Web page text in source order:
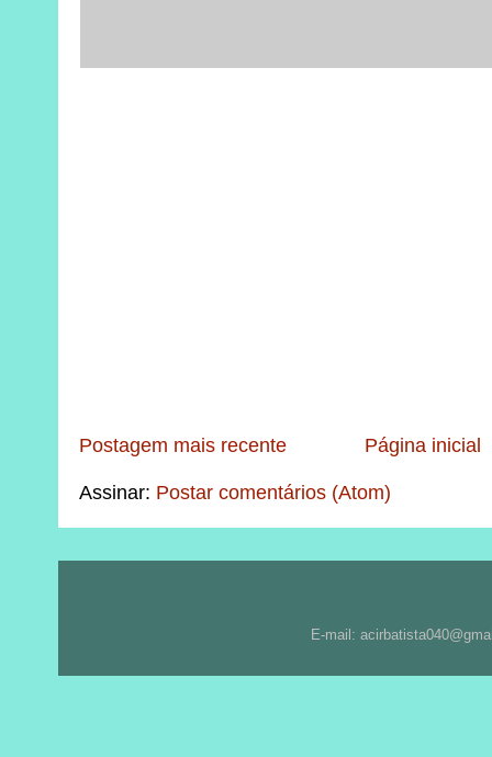
Postagem mais recente Página inicial
Assinar: Postar comentários (Atom)
E-mail: